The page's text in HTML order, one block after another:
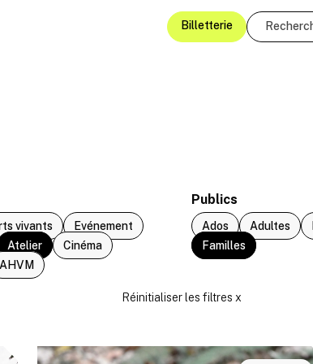
Billetterie
vivants
Evénement
Atelier
Cinéma
AHVM
Publics
Ados Adultes
Familles